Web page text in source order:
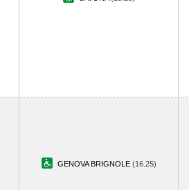
GENOVA BRIGNOLE (16.25)